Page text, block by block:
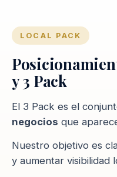
LOCAL PACK
y 3 Pack
El 3 Pack es el
negocios que
Nuestro objetivo es
y aumentar visibilidad